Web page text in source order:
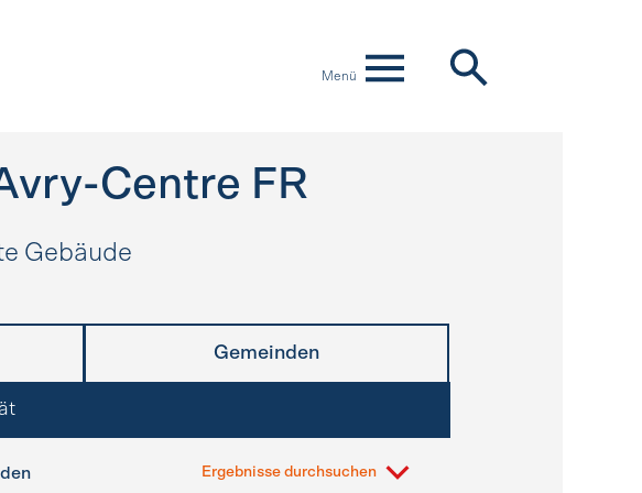
Menü
Centre FR
Gebäude
Gemeinden
Ergebnisse durchsuchen